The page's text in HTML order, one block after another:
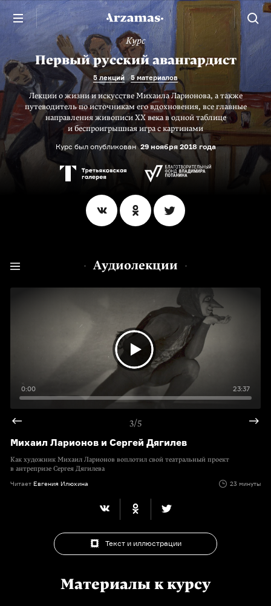
Курс
Первый русский авангардист
5 лекций 5 материалов
Лекции о жизни и искусстве Михаила Ларионова, а также
путеводитель по источникам его вдохновения, все главные
направления живописи XX века в одной таблице
и беспроигрышная игра с картинами
Курс был опубликован 29 ноября 2018 года
Аудиолекции
0:00 23:37
3/5
Михаил Ларионов и Сергей Дягилев
Как художник Михаил Ларионов воплотил свой театральный проект
в антрепризе Сергея Дягилева
Читает Евгения Илюхина 23 минуты
Текст и иллюстрации
Материалы к курсу